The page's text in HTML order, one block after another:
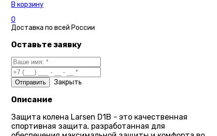
В корзину
0
Доставка по всей России
Оставьте заявку
Закрыть
Описание
Защита колена Larsen D1B - это качественная
спортивная защита, разработанная для